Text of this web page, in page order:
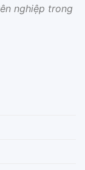
nghiệp trong